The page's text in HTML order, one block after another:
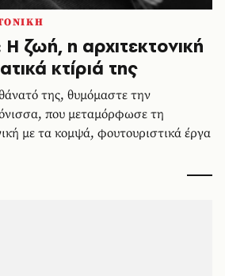
ζωή, η αρχιτεκτονική
κτίριά της
της, θυμόμαστε την
που μεταμόρφωσε τη
με τα κομψά, φουτουριστικά έργα